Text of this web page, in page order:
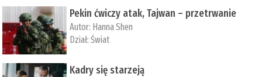
Pekin ćwiczy atak, Tajwan – przetrwanie
Autor: ­Hanna Shen
Dział:Świat
Kadry się starzeją